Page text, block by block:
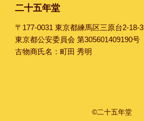
二十五年堂
〒177-0031 東京都練馬区三原台2-18-3
東京都公安委員会 第305601409190号
古物商氏名：町田 秀明
©二十五年堂